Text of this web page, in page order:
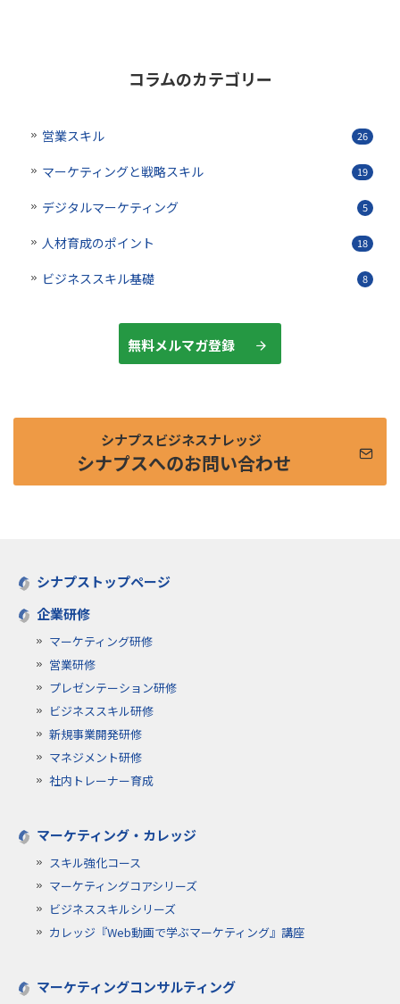
コラムのカテゴリー
営業スキル 26
マーケティングと戦略スキル 19
デジタルマーケティング 5
人材育成のポイント 18
ビジネススキル基礎 8
無料メルマガ登録
シナプスビジネスナレッジ
シナプスへのお問い合わせ
シナプストップページ
企業研修
マーケティング研修
営業研修
プレゼンテーション研修
ビジネススキル研修
新規事業開発研修
マネジメント研修
社内トレーナー育成
マーケティング・カレッジ
スキル強化コース
マーケティングコアシリーズ
ビジネススキルシリーズ
カレッジ『Web動画で学ぶマーケティング』講座
マーケティングコンサルティング